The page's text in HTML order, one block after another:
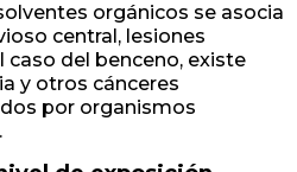
orgánicos se asocia
central, lesiones
caso del benceno, existe
y otros cánceres
por organismos